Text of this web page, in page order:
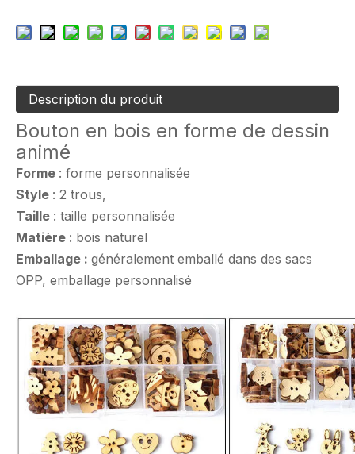
Description du produit
Bouton en bois en forme de dessin
animé
Forme : forme personnalisée
Style : 2 trous,
Taille : taille personnalisée
Matière : bois naturel
Emballage : généralement emballé dans des sacs
OPP, emballage personnalisé